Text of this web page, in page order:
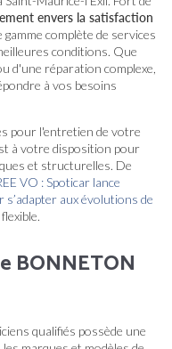
envers la satisfaction
complète de services
conditions. Que
d'une réparation complexe,
à vos besoins
pour l'entretien de votre
à votre disposition pour
et structurelles. De
VO : Spoticar lance
s’adapter aux évolutions de
BONNETON
qualifiés possède une